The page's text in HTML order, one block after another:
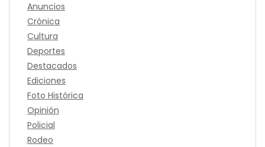
Anuncios
Crónica
Cultura
Deportes
Destacados
Ediciones
Foto Histórica
Opinión
Policial
Rodeo